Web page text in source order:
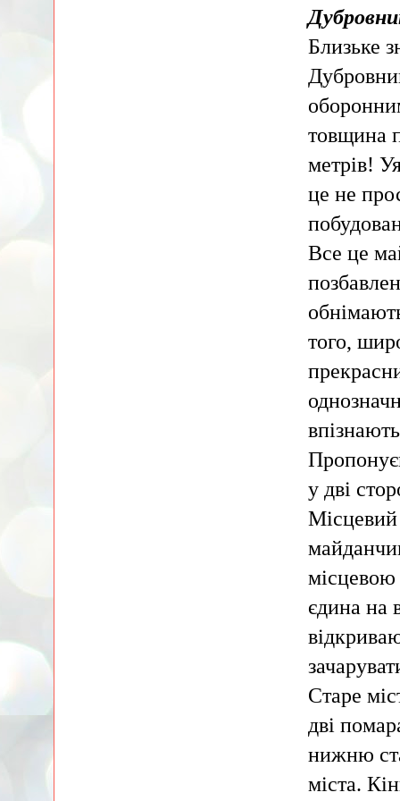
Близьке
товщина
метрів!
це не
Все це
того,
у дві
Місцевий
місцевою
єдина на
Старе
дві
нижню
міста.